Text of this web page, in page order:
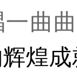
曲曲
煌